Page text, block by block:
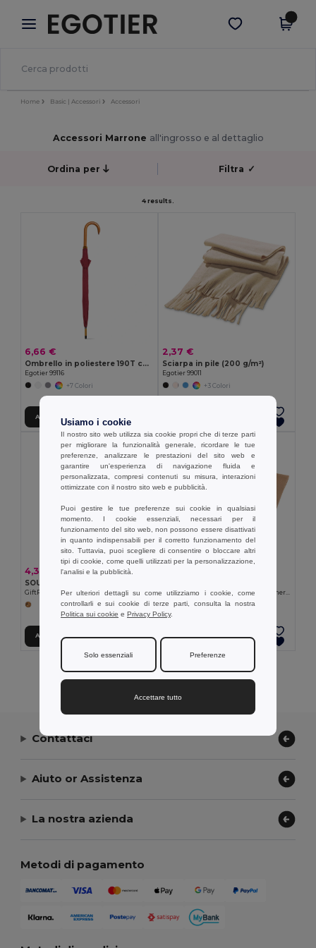
× App Egotier
Prezzi migliori sull'app!
Scarica app
Home Basic | Accessori Accessori
Accessori Marrone all'ingrosso e al dettaglio
Ordina per Filtra ✓
4 results.
6,66 €
Ombrello in poliestere 190T con apertura automatica
Egotier 99116
+7 Colori
Aggiungi al carrello
2,37 €
Sciarpa in pile (200 g/m²)
Egotier 99011
+3 Colori
4,30 €
GiftRetail MO2570
Aggiungi al carrello Aggiungi al carrello
Visualizzazione Di Tutti I Prodotti.
Contattaci
Aiuto or Assistenza
La nostra azienda
Metodi di pagamento
Usiamo i cookie
Il nostro sito web utilizza sia cookie propri che di terze parti
per migliorare la funzionalità generale, ricordare le tue
preferenze, analizzare le prestazioni del sito web e
garantire un'esperienza di navigazione fluida e
personalizzata, compresi contenuti su misura, interazioni
ottimizzate con il nostro sito web e pubblicità.
Puoi gestire le tue preferenze sui cookie in qualsiasi
momento. I cookie essenziali, necessari per il
funzionamento del sito web, non possono essere disattivati
in quanto indispensabili per il corretto funzionamento del
sito. Tuttavia, puoi scegliere di consentire o bloccare altri
tipi di cookie, come quelli utilizzati per la personalizzazione,
l'analisi e la pubblicità.
Per ulteriori dettagli su come utilizziamo i cookie, come
controllarli e sui cookie di terze parti, consulta la nostra
Politica sui cookie e Privacy Policy.
Solo essenziali Preferenze
Accettare tutto